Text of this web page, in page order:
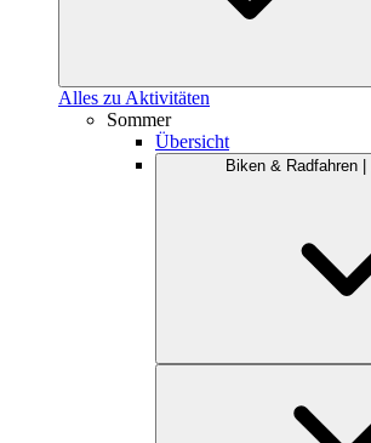
Alles zu Aktivitäten
Sommer
Übersicht
Biken & Radfahren